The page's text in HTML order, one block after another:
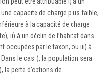
peut être attribuable i) à un
capacité de charge plus faible,
à la capacité de charge
ii) à un déclin de l’habitat dans
occupées par le taxon, ou iii) à
le cas i), la population sera
la perte d’options de